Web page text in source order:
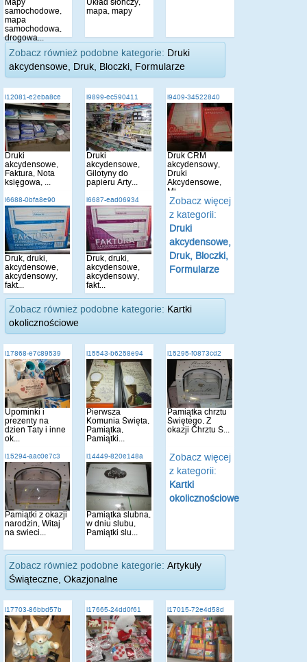
Mapy
samochodowe,
mapa
samochodowa,
drogowa...
Układ słonczy,
mapa, mapy
Zobacz również podobne kategorie: Druki
akcydensowe, Druk, Bloczki, Formularze
i12081-e2eba8ce
Druki
akcydensowe,
Faktura, Nota
księgowa, ...
i9899-ec590411
Druki
akcydensowe,
Gilotyny do
papieru Arty...
i9409-34522840
Druk CRM
akcydensowy,
Druki
Akcydensowe,
Mi...
i6688-0bfa8e90
Druk, druki,
akcydensowe,
akcydensowy,
fakt...
i6687-ead06934
Druk, druki,
akcydensowe,
akcydensowy,
fakt...
Zobacz więcej
z kategorii:
Druki
akcydensowe,
Druk, Bloczki,
Formularze
Zobacz również podobne kategorie: Kartki
okolicznościowe
i17868-e7c89539
Upominki i
prezenty na
dzień Taty i inne
ok...
i15543-b6258e94
Pierwsza
Komunia Święta,
Pamiątka,
Pamiątki...
i15295-f0873cd2
Pamiątka chrztu
Świętego, Z
okazji Chrztu Ś...
i15294-aac0e7c3
Pamiątki z okazji
narodzin, Witaj
na świeci...
i14449-820e148a
Pamiątka ślubna,
w dniu ślubu,
Pamiątki ślu...
Zobacz więcej
z kategorii:
Kartki
okolicznościowe
Zobacz również podobne kategorie: Artykuły
Świąteczne, Okazjonalne
i17703-86bbd57b i17665-24dd0f61 i17015-72e4d58d